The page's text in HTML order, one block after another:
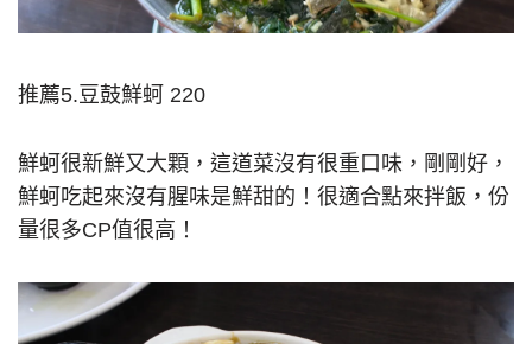
推薦5.豆鼓鮮蚵 220
鮮蚵很新鮮又大顆，這道菜沒有很重口味，剛剛好，
鮮蚵吃起來沒有腥味是鮮甜的！很適合點來拌飯，份
量很多CP值很高！